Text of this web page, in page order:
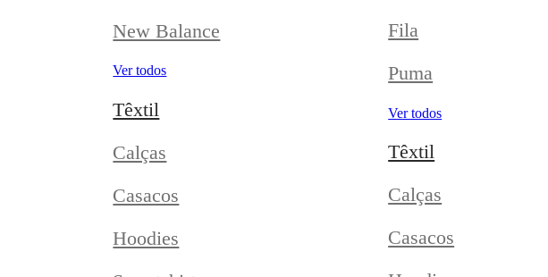
New Balance
Ver todos
Têxtil
Calças
Casacos
Hoodies
Fila
Puma
Ver todos
Têxtil
Calças
Casacos